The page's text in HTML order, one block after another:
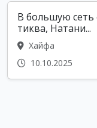
В большую сеть
тиква, Натани...
Хайфа
10.10.2025